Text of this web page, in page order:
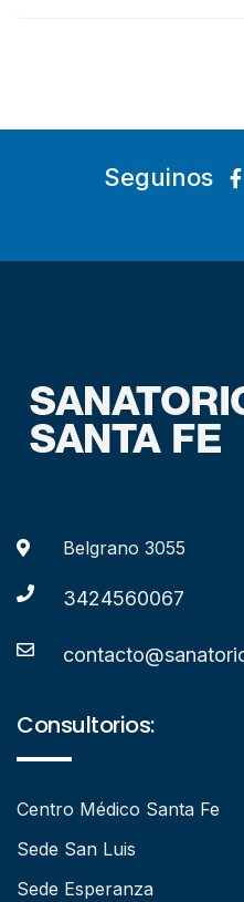
Seguinos
Belgrano 3055
3424560067
Consultorios:
Centro Médico Santa Fe
Sede San Luis
Sede Esperanza